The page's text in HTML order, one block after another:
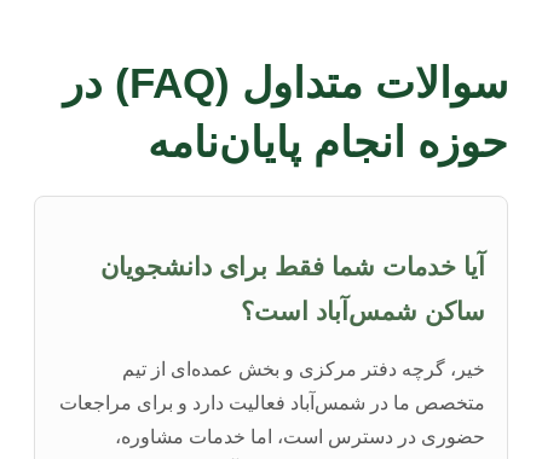
سوالات متداول (FAQ) در
حوزه انجام پایان‌نامه
آیا خدمات شما فقط برای دانشجویان
ساکن شمس‌آباد است؟
خیر، گرچه دفتر مرکزی و بخش عمده‌ای از تیم
متخصص ما در شمس‌آباد فعالیت دارد و برای مراجعات
حضوری در دسترس است، اما خدمات مشاوره،